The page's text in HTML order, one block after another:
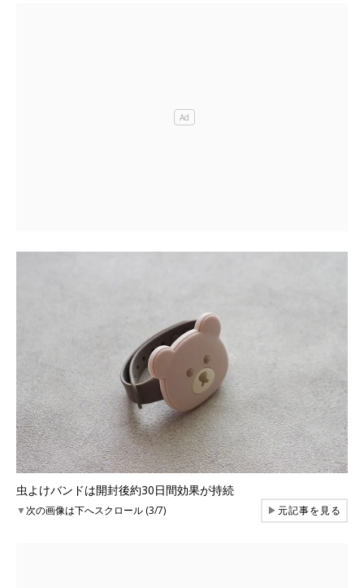
虫よけバンドは開封後約30日間効果が持続
▼次の画像は下へスクロール (3/7) ▶元記事を見る